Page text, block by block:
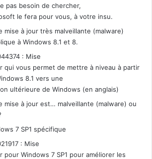
pas besoin de chercher,
le fera pour vous, à votre insu.
mise à jour très malveillante (malware)
à Windows 8.1 et 8.
: Mise
qui vous permet de mettre à niveau à partir
8.1 vers une
ultérieure de Windows (en anglais)
mise à jour est… malveillante (malware) ou
7 SP1 spécifique
: Mise
pour Windows 7 SP1 pour améliorer les